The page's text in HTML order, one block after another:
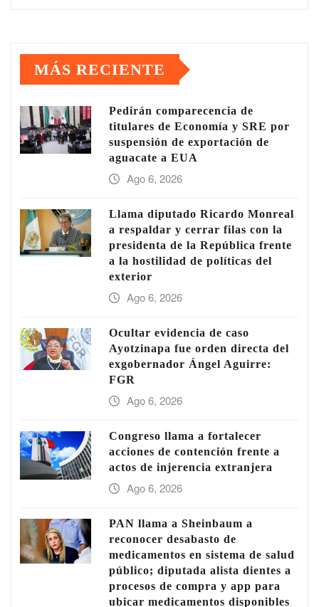
MÁS RECIENTE
Pedirán comparecencia de
titulares de Economía y SRE por
suspensión de exportación de
aguacate a EUA
Ago 6, 2026
Llama diputado Ricardo Monreal
a respaldar y cerrar filas con la
presidenta de la República frente
a la hostilidad de políticas del
exterior
Ago 6, 2026
Ocultar evidencia de caso
Ayotzinapa fue orden directa del
exgobernador Ángel Aguirre:
FGR
Ago 6, 2026
Congreso llama a fortalecer
acciones de contención frente a
actos de injerencia extranjera
Ago 6, 2026
PAN llama a Sheinbaum a
reconocer desabasto de
medicamentos en sistema de salud
público; diputada alista dientes a
procesos de compra y app para
ubicar medicamentos disponibles